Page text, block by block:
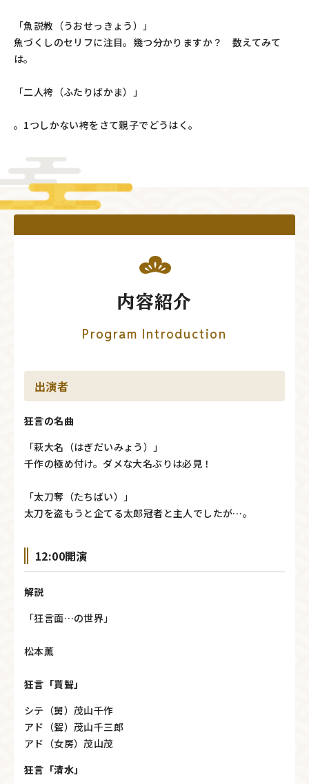
「魚説教（うおせっきょう）」
魚づくしのセリフに注目。幾つ分かりますか？ 数えてみて
は。
「二人袴（ふたりばかま）」
。1つしかない袴をさて親子でどうはく。
内容紹介
Program Introduction
出演者
狂言の名曲
「萩大名（はぎだいみょう）」
千作の極め付け。ダメな大名ぶりは必見！
「太刀奪（たちばい）」
太刀を盗もうと企てる太郎冠者と主人でしたが…。
12:00開演
解説
「狂言面…の世界」
松本薫
狂言「貰聟」
シテ（舅）茂山千作
アド（聟）茂山千三郎
アド（女房）茂山茂
狂言「清水」